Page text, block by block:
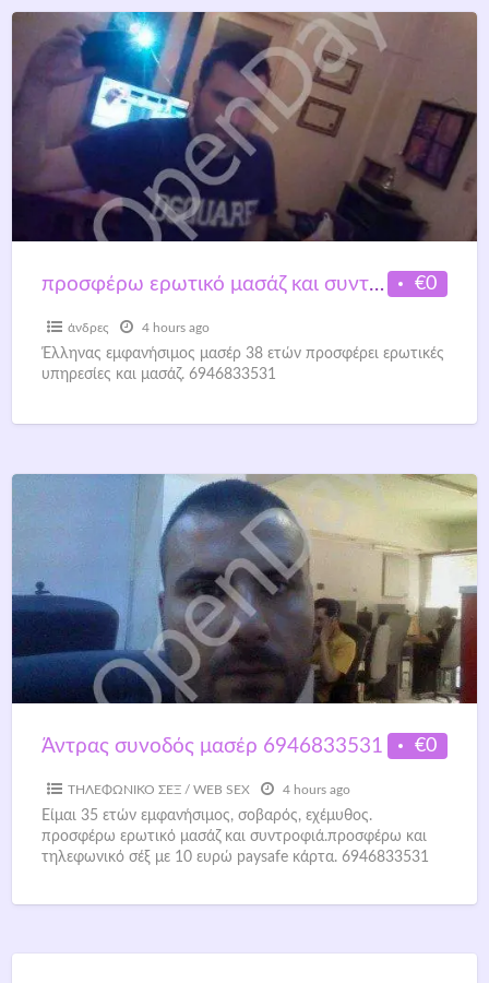
€0
προσφέρω ερωτικό μασάζ και συντροφιά 6946833531
άνδρες 4 hours ago
Έλληνας εμφανήσιμος μασέρ 38 ετών προσφέρει ερωτικές
υπηρεσίες και μασάζ. 6946833531
€0
Άντρας συνοδός μασέρ 6946833531
ΤΗΛΕΦΩΝΙΚΟ ΣΕΞ / WEB SEX 4 hours ago
Είμαι 35 ετών εμφανήσιμος, σοβαρός, εχέμυθος.
προσφέρω ερωτικό μασάζ και συντροφιά.προσφέρω και
τηλεφωνικό σέξ με 10 ευρώ paysafe κάρτα. 6946833531